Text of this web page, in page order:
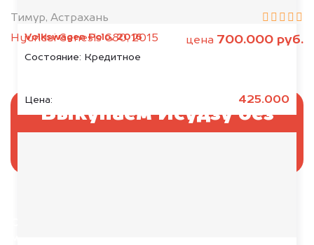
Volkswagen Polo, 2016
Состояние: Кредитное
Цена: 425.000
Тимур, Астрахань
Hyundai Genesis G80, 2015
цена 700.000 руб.
Выкупаем Исудзу без